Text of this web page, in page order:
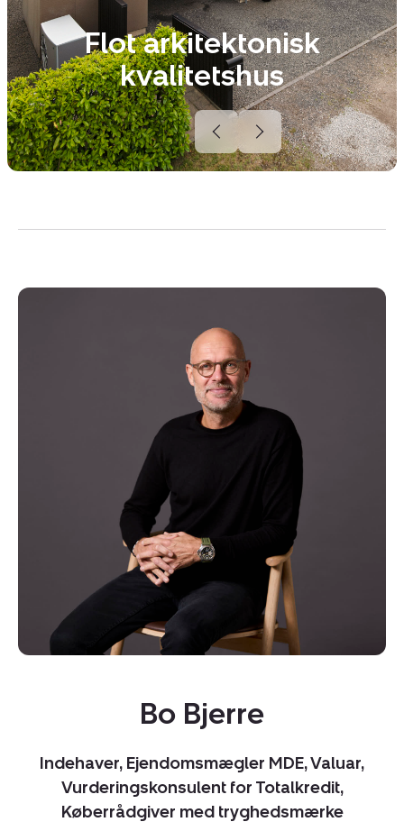
Flot arkitektonisk
kvalitetshus
Bo Bjerre
Indehaver, Ejendomsmægler MDE, Valuar,
Vurderingskonsulent for Totalkredit,
Køberrådgiver med tryghedsmærke
Kopier link